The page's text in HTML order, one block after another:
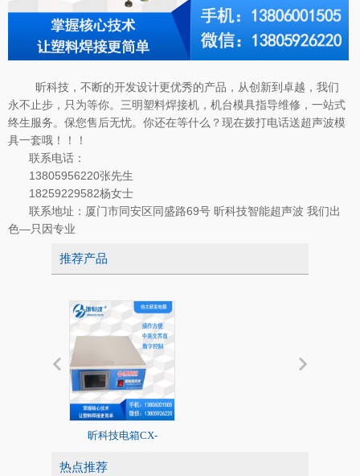
昕科技，不断的开发设计更优秀的产品，从创新到卓越，我们
永不止步，只为等你。三明塑料焊接机，机台模具指导维修，一站式
终生服务。保您售后无忧。你还在等什么？现在拨打电话送超声波模
具一套哦！！！
联系电话：
13805956220张先生
18259229582杨女士
联系地址：厦门市同安区同盛路69号 昕科技智能超声波 我们出
色—只因专业
推荐产品
昕科技电箱CX-
2020/1526系列
热点推荐